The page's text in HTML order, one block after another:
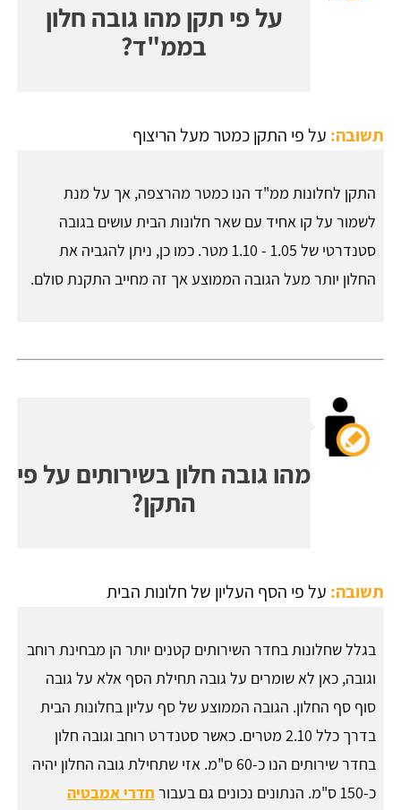
על פי תקן מהו גובה חלון
בממ"ד?
תשובה: על פי התקן כמטר מעל הריצוף
התקן לחלונות ממ"ד הנו כמטר מהרצפה, אך על מנת
לשמור על קו אחיד עם שאר חלונות הבית עושים בגובה
סטנדרטי של 1.05 - 1.10 מטר. כמו כן, ניתן להגביה את
החלון יותר מעל הגובה הממוצע אך זה מחייב התקנת סולם.
מהו גובה חלון בשירותים על פי
התקן?
תשובה: על פי הסף העליון של חלונות הבית
בגלל שחלונות בחדר השירותים קטנים יותר הן מבחינת רוחב
וגובה, כאן לא שומרים על גובה תחילת הסף אלא על גובה
סוף סף החלון. הגובה הממוצע של סף עליון בחלונות הבית
בדרך כלל 2.10 מטרים. כאשר סטנדרט רוחב וגובה חלון
בחדר שירותים הנו כ-60 ס"מ. אזי שתחילת גובה החלון יהיה
כ-150 ס"מ. הנתונים נכונים גם בעבור
חדרי אמבטיה